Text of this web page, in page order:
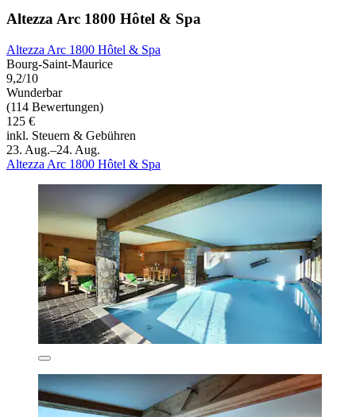
Altezza Arc 1800 Hôtel & Spa
Altezza Arc 1800 Hôtel & Spa
Bourg-Saint-Maurice
9,2/10
Wunderbar
(114 Bewertungen)
125 €
inkl. Steuern & Gebühren
23. Aug.–24. Aug.
Altezza Arc 1800 Hôtel & Spa